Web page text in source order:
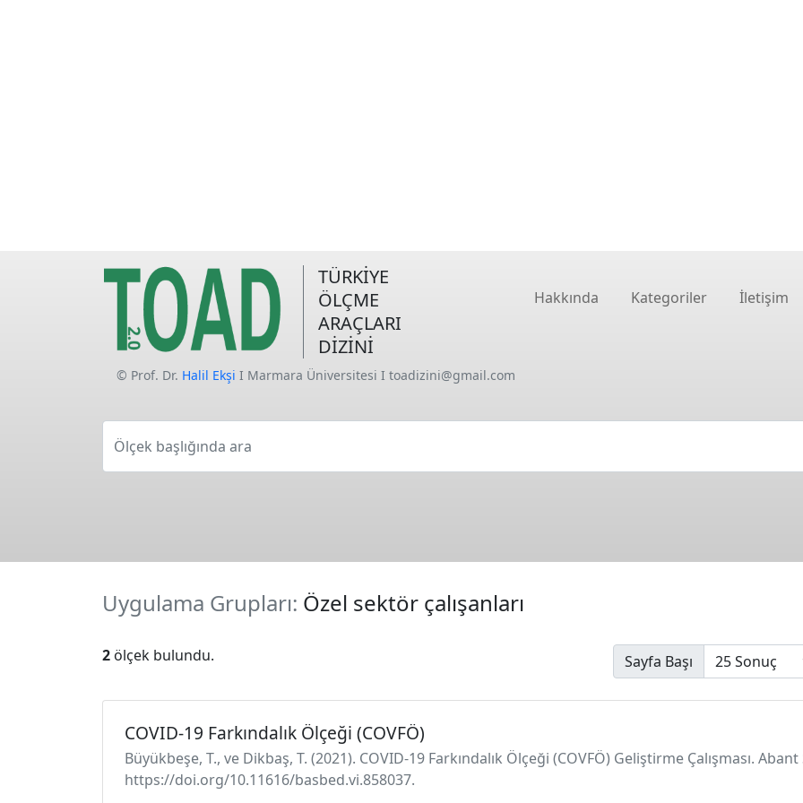
TÜRKİYE
ÖLÇME
ARAÇLARI
DİZİNİ
Hakkında Kategoriler İletişim
© Prof. Dr. Halil Ekşi I Marmara Üniversitesi I toadizini@gmail.com
Ölçek başlığında ara
Uygulama Grupları: Özel sektör çalışanları
2 ölçek bulundu. Sayfa Başı
COVID-19 Farkındalık Ölçeği (COVFÖ)
Büyükbeşe, T., ve Dikbaş, T. (2021). COVID-19 Farkındalık Ölçeği (COVFÖ) Geliştirme Çalışması.
https://doi.org/10.11616/basbed.vi.858037.